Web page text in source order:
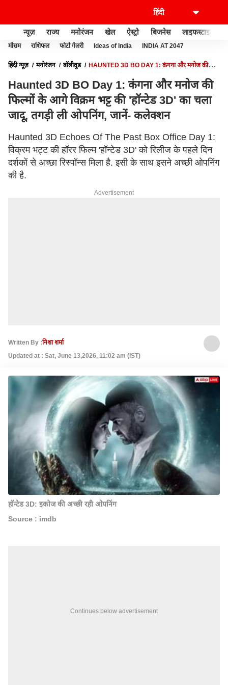
न्यूज़ राज्य मनोरंजन खेल ऐस्ट्रो बिजनेस लाइफस्टाइल
मौसम राशिफल फोटो गैलरी Ideas of India INDIA AT 2047
हिंदी न्यूज़ मनोरंजन बॉलीवुड
HAUNTED 3D BO DAY 1: कंगना और मनोज की
Haunted 3D BO Day 1: कंगना और मनोज की
फिल्मों के आगे विक्रम भट्ट की 'हॉन्टेड 3D' का चला
जादू, तगड़ी ली ओपनिंग, जानें- कलेक्शन
Haunted 3D Echoes Of The Past Box Office Day 1:
विक्रम भट्ट की हॉरर फिल्म 'हॉन्टेड 3D' को रिलीज के पहले दिन
दर्शकों से अच्छा रिस्पॉन्स मिला है. इसी के साथ इसने अच्छी ओपनिंग
की है.
Advertisement
Written By :निशा शर्मा
Updated at : Sat, June 13,2026, 11:02 am (IST)
हॉन्टेड 3D: इकोज की अच्छी रही ओपनिंग
Source : imdb
Continues below advertisement